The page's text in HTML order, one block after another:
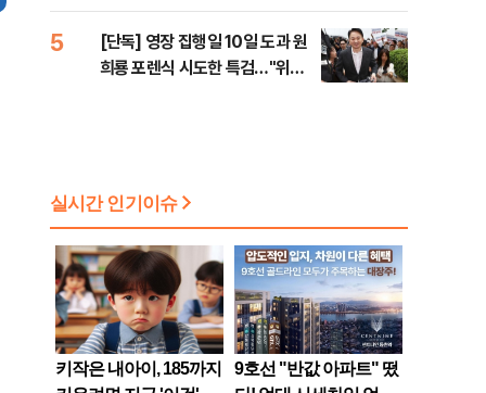
99%" 등
5
[단독] 영장 집행일 10일 도과 원
희룡 포렌식 시도한 특검…"위법